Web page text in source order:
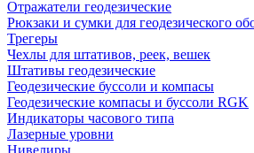
Отражатели геодезические
Рюкзаки и сумки для геодезического
Трегеры
Чехлы для штативов, реек, вешек
Штативы геодезические
Геодезические буссоли и компасы
Геодезические компасы и буссоли RGK
Индикаторы часового типа
Лазерные уровни
Нивелиры